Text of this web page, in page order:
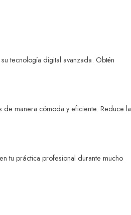
tecnología digital avanzada. Obtén
manera cómoda y eficiente. Reduce la
tu práctica profesional durante mucho